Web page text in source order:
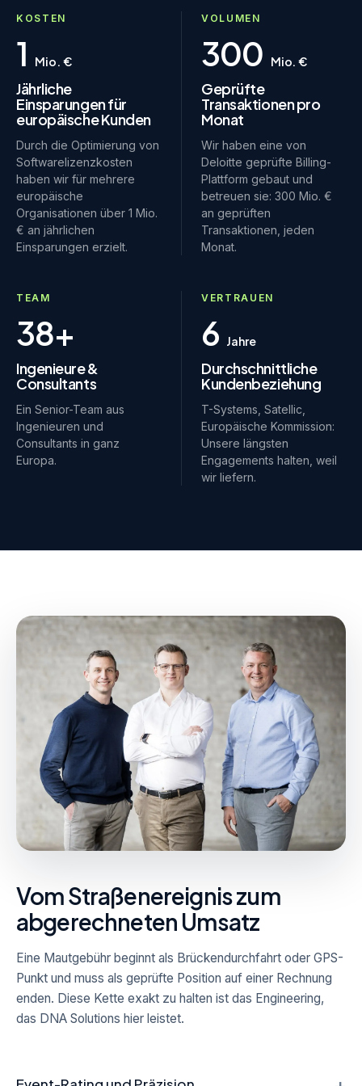
KOSTEN
1 Mio. €
Jährliche
Einsparungen für
europäische Kunden
Durch die Optimierung von
Softwarelizenzkosten
haben wir für mehrere
europäische
Organisationen über 1 Mio.
€ an jährlichen
Einsparungen erzielt.
VOLUMEN
300 Mio. €
Geprüfte
Transaktionen pro
Monat
Wir haben eine von
Deloitte geprüfte Billing-
Plattform gebaut und
betreuen sie: 300 Mio. €
an geprüften
Transaktionen, jeden
Monat.
TEAM
38+
Ingenieure &
Consultants
Ein Senior-Team aus
Ingenieuren und
Consultants in ganz
Europa.
VERTRAUEN
6 Jahre
Durchschnittliche
Kundenbeziehung
T-Systems, Satellic,
Europäische Kommission:
Unsere längsten
Engagements halten, weil
wir liefern.
Vom Straßenereignis zum
abgerechneten Umsatz
Eine Mautgebühr beginnt als Brückendurchfahrt oder GPS-
Punkt und muss als geprüfte Position auf einer Rechnung
enden. Diese Kette exakt zu halten ist das Engineering,
das DNA Solutions hier leistet.